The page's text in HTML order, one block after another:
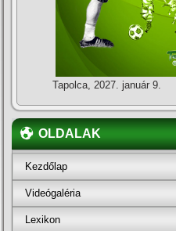
Tapolca, 2027. január 9.
OLDALAK
Kezdőlap
Videógaléria
Lexikon